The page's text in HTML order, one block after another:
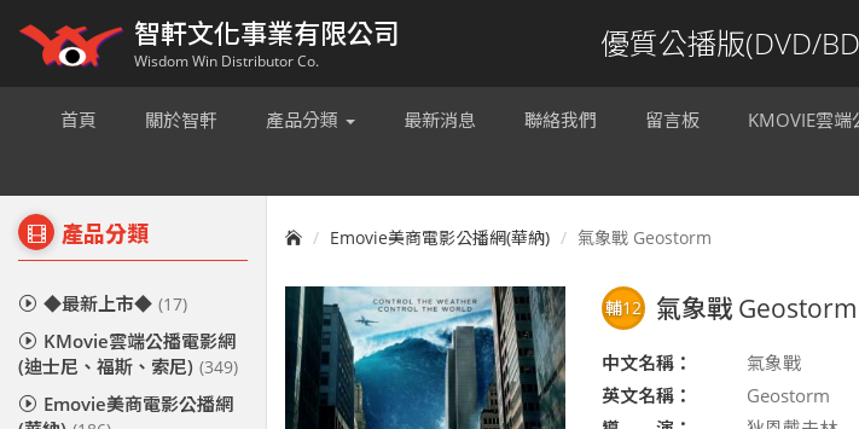
智軒文化事業有限公司
Wisdom Win Distributor Co. 優質公播版(DVD/
首頁 關於智軒 產品分類 最新消息 聯絡我們 留言板 KMOVIE雲
產品分類
◆最新上市◆ (17)
KMovie雲端公播電影網
(迪士尼、福斯、索尼) (349)
Emovie美商電影公播網
Emovie美商電影公播網(華納) 氣象戰 Geostorm
輔12 氣象戰 Geostorm
中文名稱：
氣象戰
英文名稱：
Geostorm